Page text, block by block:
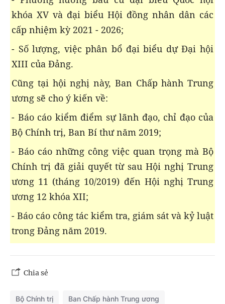
khóa XV và đại biểu Hội đồng nhân dân các
cấp nhiệm kỳ 2021 - 2026;
- Số lượng, việc phân bổ đại biểu dự Đại hội
XIII của Đảng.
Cũng tại hội nghị này, Ban Chấp hành Trung
ương sẽ cho ý kiến về:
- Báo cáo kiểm điểm sự lãnh đạo, chỉ đạo của
Bộ Chính trị, Ban Bí thư năm 2019;
- Báo cáo những công việc quan trọng mà Bộ
Chính trị đã giải quyết từ sau Hội nghị Trung
ương 11 (tháng 10/2019) đến Hội nghị Trung
ương 12 khóa XII;
- Báo cáo công tác kiểm tra, giám sát và kỷ luật
trong Đảng năm 2019.
Chia sẻ
Bộ Chính trị Ban Chấp hành Trung ương